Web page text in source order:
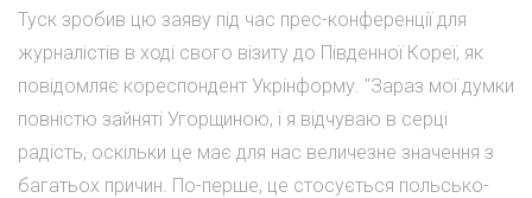
Туск зробив цю заяву під час прес-конференції для
журналістів в ході свого візиту до Південної Кореї, як
повідомляє кореспондент Укрінформу. "Зараз мої думки
повністю зайняті Угорщиною, і я відчуваю в серці
радість, оскільки це має для нас величезне значення з
багатьох причин. По-перше, це стосується польсько-